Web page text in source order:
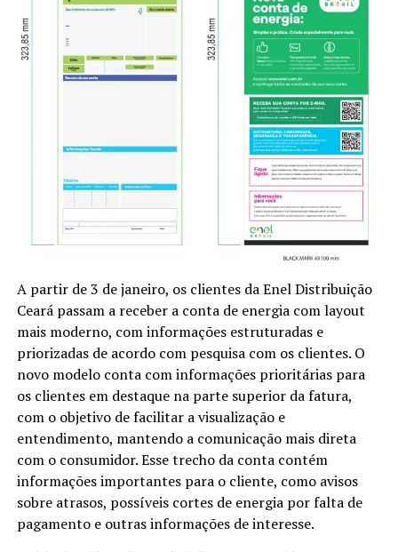
A partir de 3 de janeiro, os clientes da Enel Distribuição
Ceará passam a receber a conta de energia com layout
mais moderno, com informações estruturadas e
priorizadas de acordo com pesquisa com os clientes. O
novo modelo conta com informações prioritárias para
os clientes em destaque na parte superior da fatura,
com o objetivo de facilitar a visualização e
entendimento, mantendo a comunicação mais direta
com o consumidor. Esse trecho da conta contém
informações importantes para o cliente, como avisos
sobre atrasos, possíveis cortes de energia por falta de
pagamento e outras informações de interesse.